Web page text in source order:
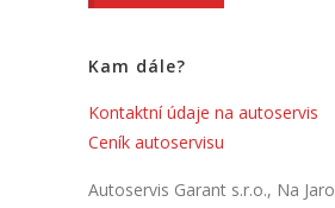
Kam dále?
Kontaktní údaje na autoservis
Ceník autoservisu
Autoservis Garant s.r.o., Na